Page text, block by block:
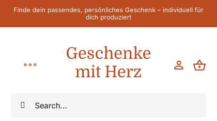
ZumFinde dein passendes, persönliches Geschenk – individuell für
dich produziert
Suche
Toggle
Navigation
Geschenke
mit Herz